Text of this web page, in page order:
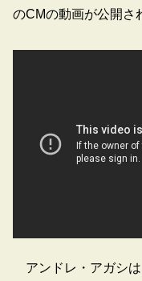
のCMの動画が公開さ
アンドレ・アガシは